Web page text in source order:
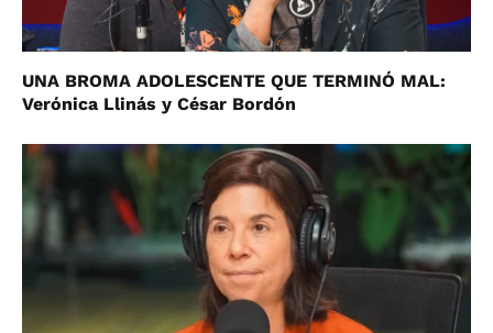
UNA BROMA ADOLESCENTE QUE TERMINÓ MAL:
Verónica Llinás y César Bordón